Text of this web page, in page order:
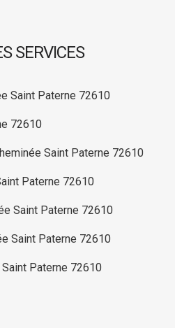
SERVICES
Saint Paterne 72610
72610
Saint Paterne 72610
Paterne 72610
Saint Paterne 72610
Saint Paterne 72610
Paterne 72610